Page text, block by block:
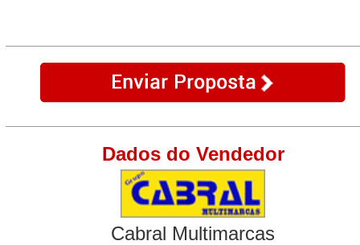
Dados do Vendedor
Cabral Multimarcas